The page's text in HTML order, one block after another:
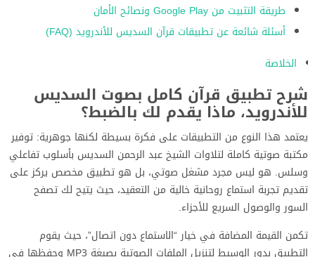
طريقة التثبيت من Google Play ونصائح الأمان
أسئلة شائعة عن تطبيقات قرآن السديس للأندرويد (FAQ)
الخلاصة
شرح تطبيق قرآن كامل بصوت السديس
للأندرويد، ماذا يقدم لك بالضبط؟
يعتمد هذا النوع من التطبيقات على فكرة بسيطة لكنها جوهرية: توفير
مكتبة صوتية كاملة لتلاوات الشيخ عبد الرحمن السديس بأسلوب تفاعلي
وسلس. هو ليس مجرد مشغل صوتي، بل هو تطبيق مخصص يركز على
تقديم تجربة استماع روحانية خالية من التعقيد، حيث يتيح لك تصفح
السور والوصول السريع للأجزاء.
تكمن القيمة المضافة في خيار “الاستماع دون اتصال”، حيث يقوم
التطبيق بدور الوسيط لتنزيل الملفات الصوتية بصيغة MP3 وحفظها في